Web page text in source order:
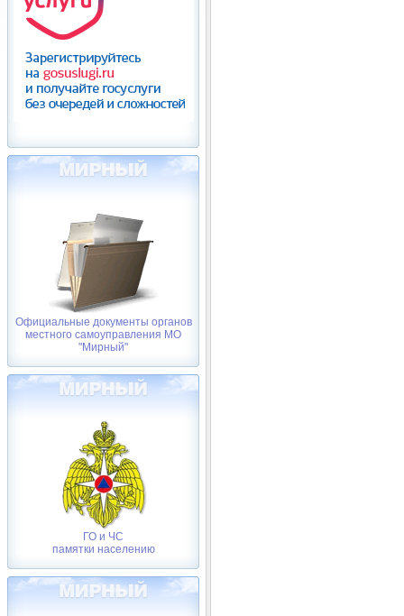
Официальные документы органов
местного самоуправления МО
"Мирный"
ГО и ЧС
памятки населению